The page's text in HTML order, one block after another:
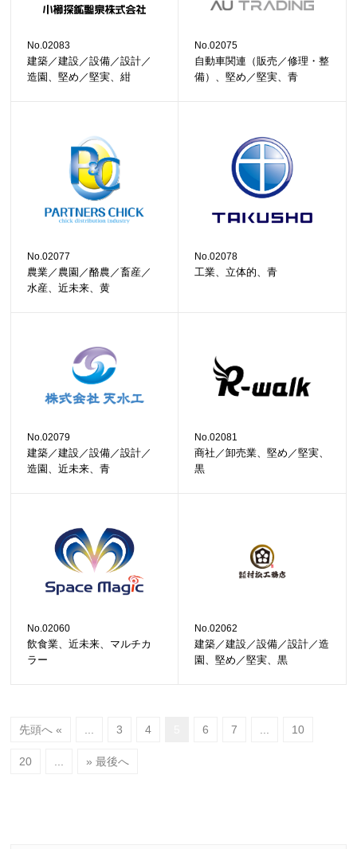
No.02083
建築／建設／設備／設計／
造園、堅め／堅実、紺
No.02075
自動車関連（販売／修理・整
備）、堅め／堅実、青
No.02077
農業／農園／酪農／畜産／
水産、近未来、黄
No.02078
工業、立体的、青
No.02079
建築／建設／設備／設計／
造園、近未来、青
No.02081
商社／卸売業、堅め／堅実、
黒
No.02060
飲食業、近未来、マルチカ
ラー
No.02062
建築／建設／設備／設計／造
園、堅め／堅実、黒
先頭へ « 3 4 6 7 10
20 » 最後へ